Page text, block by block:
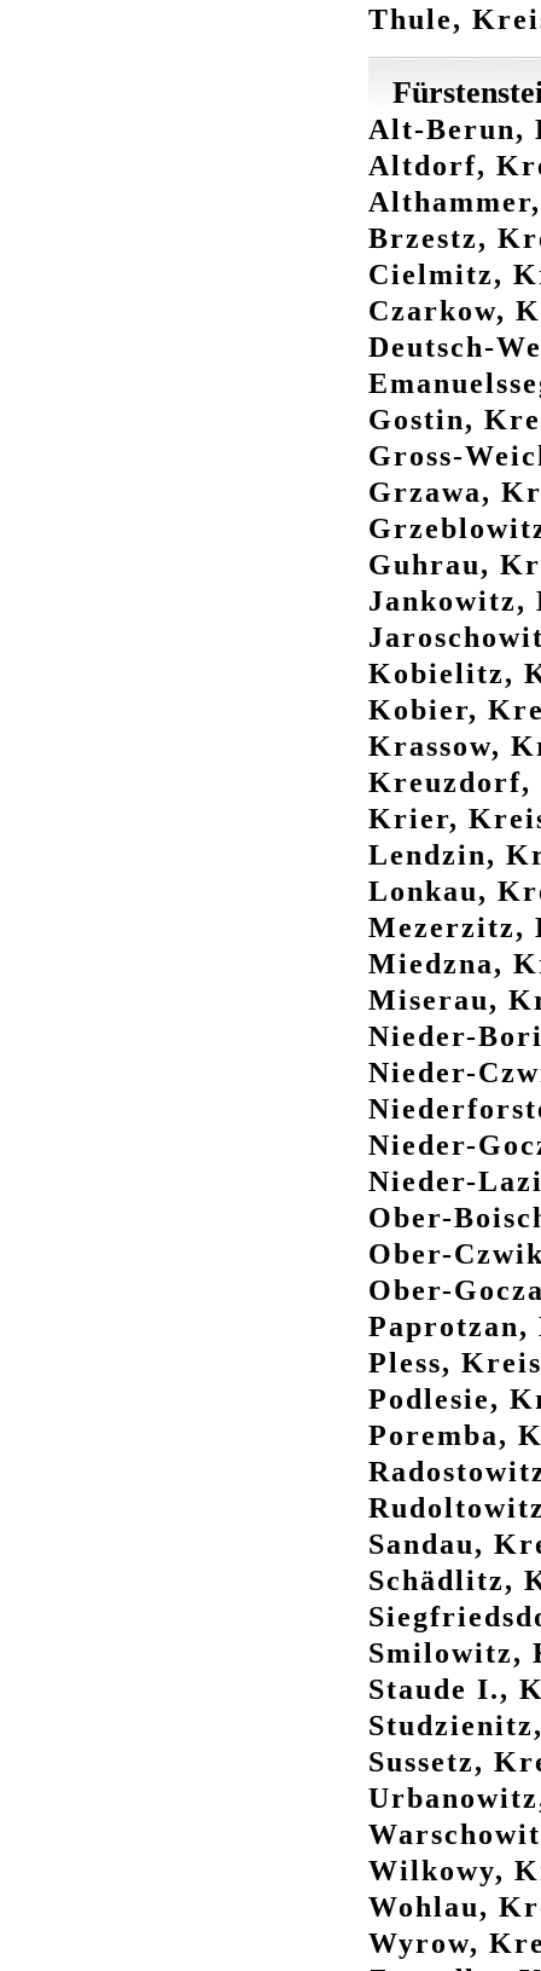
Thule,
Alt-Berun,
Altdorf,
Brzestz,
Cielmitz,
Czarkow,
Deutsch-
Gostin,
Gross-
Grzawa,
Guhrau,
Jankowitz,
Kobielitz,
Kobier,
Krassow,
Kreuzdorf,
Krier,
Lendzin,
Lonkau,
Mezerzitz,
Miedzna,
Miserau,
Nieder-
Nieder-
Nieder-
Nieder-
Ober-
Ober-
Ober-
Paprotzan,
Pless,
Podlesie,
Poremba,
Sandau,
Schädlitz,
Smilowitz,
Staude I.,
Sussetz,
Wilkowy,
Wohlau,
Wyrow,